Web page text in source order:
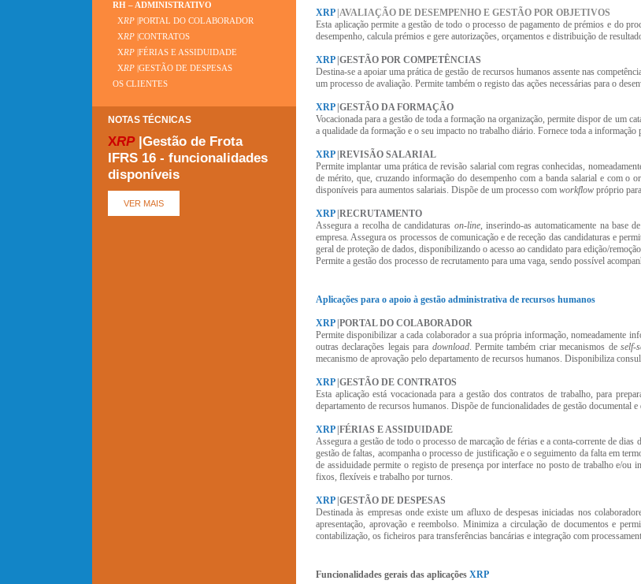
RH – ADMINISTRATIVO
XRP |PORTAL DO COLABORADOR
XRP |CONTRATOS
XRP |FÉRIAS E ASSIDUIDADE
XRP |GESTÃO DE DESPESAS
OS CLIENTES
NOTAS TÉCNICAS
XRP|Gestão de Frota
IFRS 16 - funcionalidades
disponíveis
XRP |AVALIAÇÃO DE DESEMPENHO E GESTÃO POR OBJETIVOS
Esta aplicação permite a gestão de todo o processo de pagamento de prémios e do
desempenho, calcula prémios e gere autorizações, orçamentos e distribuição de
XRP |GESTÃO POR COMPETÊNCIAS
Destina-se a apoiar uma prática de gestão de recursos humanos assente nas
um processo de avaliação. Permite também o registo das ações necessárias para o
XRP |GESTÃO DA FORMAÇÃO
Vocacionada para a gestão de toda a formação na organização, permite dispor de um
a qualidade da formação e o seu impacto no trabalho diário. Fornece toda a
XRP |REVISÃO SALARIAL
Permite implantar uma prática de revisão salarial com regras conhecidas,
de mérito, que, cruzando informação do desempenho com a banda salarial e com o
disponíveis para aumentos salariais. Dispõe de um processo com workflow próprio
XRP|RECRUTAMENTO
Assegura a recolha de candidaturas on-line, inserindo-as automaticamente na base
empresa. Assegura os processos de comunicação e de receção das candidaturas e
geral de proteção de dados, disponibilizando o acesso ao candidato para edição/
Permite a gestão dos processo de recrutamento para uma vaga, sendo possível
Aplicações para o apoio à gestão administrativa de recursos humanos
XRP |PORTAL DO COLABORADOR
Permite disponibilizar a cada colaborador a sua própria informação, nomeadamente
outras declarações legais para download. Permite também criar mecanismos deself-
mecanismo de aprovação pelo departamento de recursos humanos. Disponibiliza
XRP |GESTÃO DE CONTRATOS
Esta aplicação está vocacionada para a gestão dos contratos de trabalho, para
departamento de recursos humanos. Dispõe de funcionalidades de gestão documental
XRP |FÉRIAS E ASSIDUIDADE
Assegura a gestão de todo o processo de marcação de férias e a conta-corrente de dias
gestão de faltas, acompanha o processo de justificação e o seguimento da falta em
de assiduidade permite o registo de presença por interface no posto de trabalho e/
fixos, flexíveis e trabalho por turnos.
XRP |GESTÃO DE DESPESAS
Destinada às empresas onde existe um afluxo de despesas iniciadas nos
apresentação, aprovação e reembolso. Minimiza a circulação de documentos e
contabilização, os ficheiros para transferências bancárias e integração com
Funcionalidades gerais das aplicações XRP